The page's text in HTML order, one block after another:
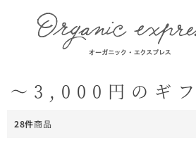
～3,000円のギフ
28件商品